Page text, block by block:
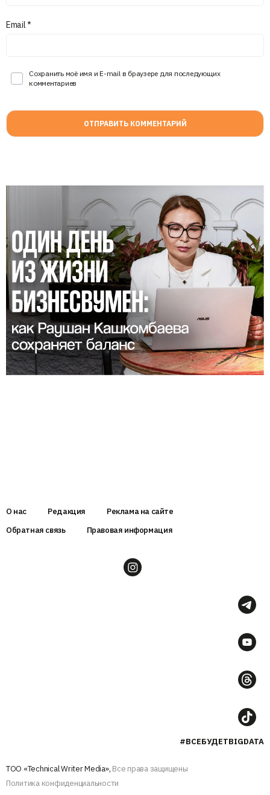
Email*
Сохранить моё имя и E-mail в браузере для последующих
комментариев
О нас Редакция
Реклама на сайте
Обратная связь
Правовая информация
#ВСЕБУДЕТBIGDATA
ТОО «Technical Writer Media», Все права защищены
Политика конфиденциальности